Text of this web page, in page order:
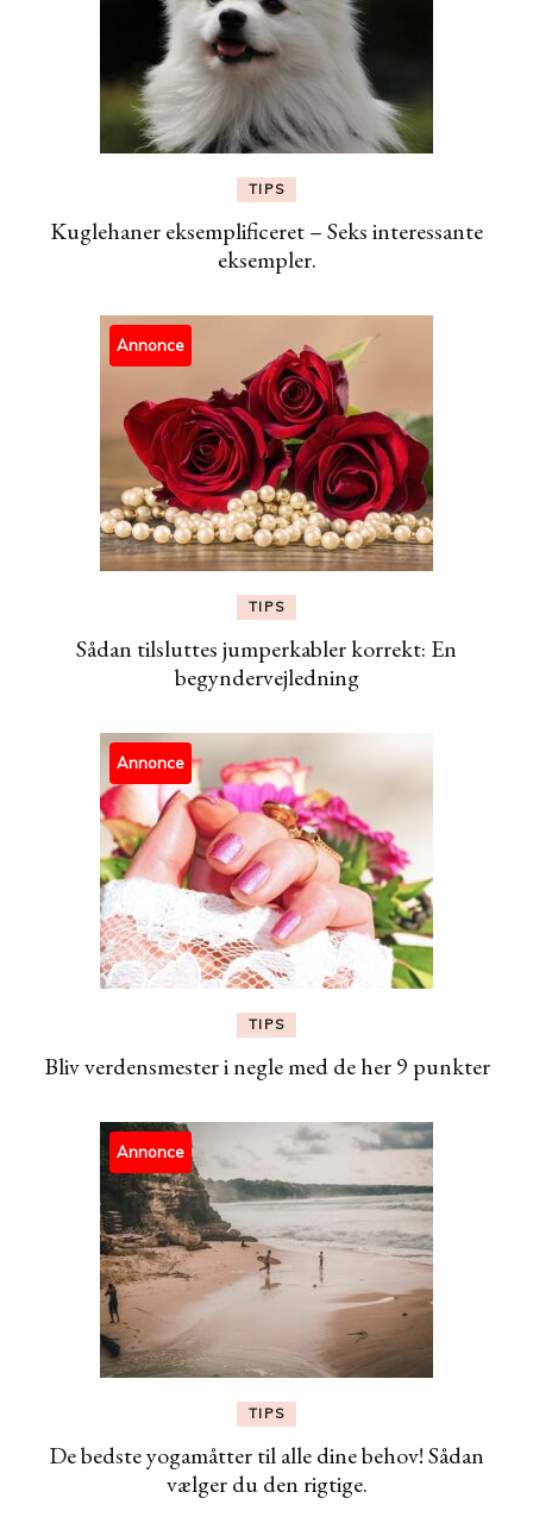
TIPS
Kuglehaner eksemplificeret – Seks interessante
eksempler.
Annonce
TIPS
Sådan tilsluttes jumperkabler korrekt: En
begyndervejledning
Annonce
TIPS
Bliv verdensmester i negle med de her 9 punkter
Annonce
TIPS
De bedste yogamåtter til alle dine behov! Sådan
vælger du den rigtige.